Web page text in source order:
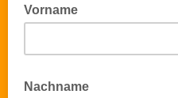
Vorname
Nachname